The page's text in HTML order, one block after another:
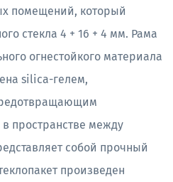
помещений, который
стекла 4 + 16 + 4 мм. Рама
огнестойкого материала
silica-гелем,
пространстве между
собой прочный
произведен